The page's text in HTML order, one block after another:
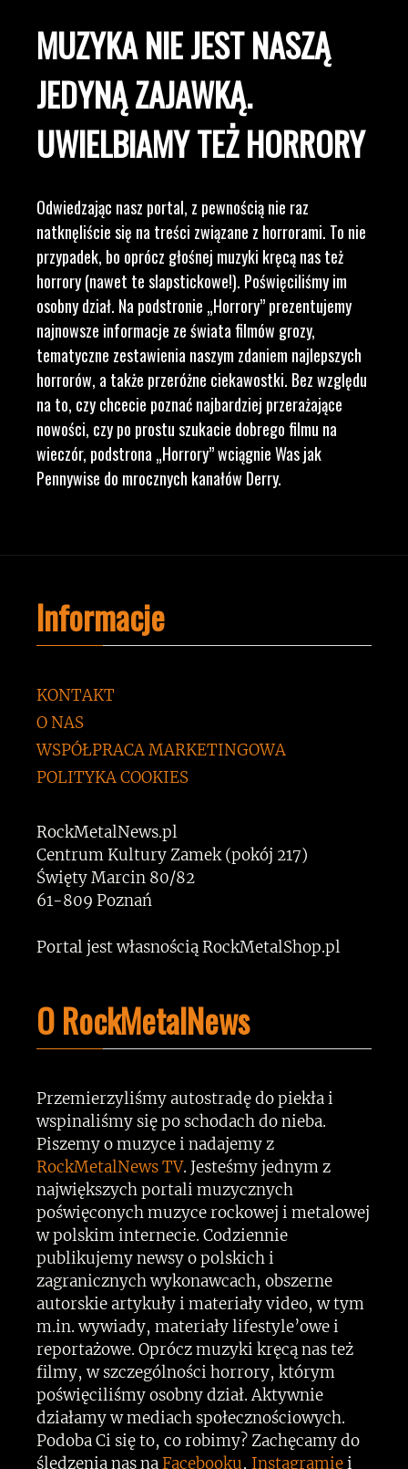
MUZYKA NIE JEST NASZĄ
JEDYNĄ ZAJAWKĄ.
UWIELBIAMY TEŻ HORRORY
Odwiedzając nasz portal, z pewnością nie raz
natknęliście się na treści związane z horrorami. To nie
przypadek, bo oprócz głośnej muzyki kręcą nas też
horrory (nawet te slapstickowe!). Poświęciliśmy im
osobny dział. Na podstronie „Horrory” prezentujemy
najnowsze informacje ze świata filmów grozy,
tematyczne zestawienia naszym zdaniem najlepszych
horrorów, a także przeróżne ciekawostki. Bez względu
na to, czy chcecie poznać najbardziej przerażające
nowości, czy po prostu szukacie dobrego filmu na
wieczór, podstrona „Horrory” wciągnie Was jak
Pennywise do mrocznych kanałów Derry.
Informacje
KONTAKT
O NAS
WSPÓŁPRACA MARKETINGOWA
POLITYKA COOKIES
RockMetalNews.pl
Centrum Kultury Zamek (pokój 217)
Święty Marcin 80/82
61-809 Poznań
Portal jest własnością RockMetalShop.pl
O RockMetalNews
Przemierzyliśmy autostradę do piekła i
wspinaliśmy się po schodach do nieba.
Piszemy o muzyce i nadajemy z
RockMetalNews TV. Jesteśmy jednym z
największych portali muzycznych
poświęconych muzyce rockowej i metalowej
w polskim internecie. Codziennie
publikujemy newsy o polskich i
zagranicznych wykonawcach, obszerne
autorskie artykuły i materiały video, w tym
m.in. wywiady, materiały lifestyle’owe i
reportażowe. Oprócz muzyki kręcą nas też
filmy, w szczególności horrory, którym
poświęciliśmy osobny dział. Aktywnie
działamy w mediach społecznościowych.
Podoba Ci się to, co robimy? Zachęcamy do
śledzenia nas naFacebooku, Instagramiei